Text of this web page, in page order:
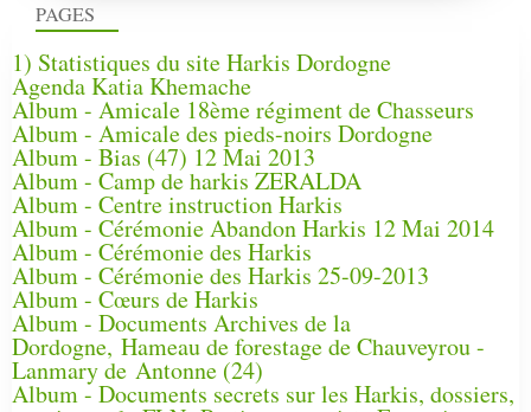
PAGES
1) Statistiques du site Harkis Dordogne
Agenda Katia Khemache
Album - Amicale 18ème régiment de Chasseurs
Album - Amicale des pieds-noirs Dordogne
Album - Bias (47) 12 Mai 2013
Album - Camp de harkis ZERALDA
Album - Centre instruction Harkis
Album - Cérémonie Abandon Harkis 12 Mai 2014
Album - Cérémonie des Harkis
Album - Cérémonie des Harkis 25-09-2013
Album - Cœurs de Harkis
Album - Documents Archives de la
Dordogne, Hameau de forestage de Chauveyrou -
Lanmary de Antonne (24)
Album - Documents secrets sur les Harkis, dossiers,